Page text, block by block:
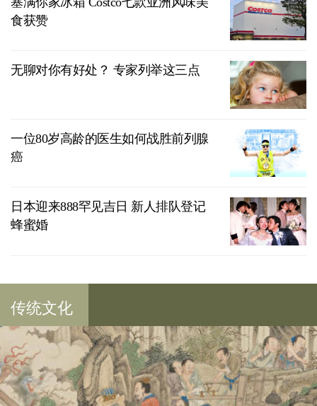
食获赞
无聊对你有好处？ 专家列举这三点
一位80岁高龄的医生如何战胜前列腺
癌
日本迎来888罕见吉日 新人排队登记
蜂蜜婚
传统文化